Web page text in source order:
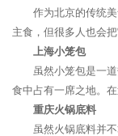
作为北京的传统
主食，但很多人也会
上海小笼包
虽然小笼包是一
食中占有一席之地。
重庆火锅底料
虽然火锅底料并